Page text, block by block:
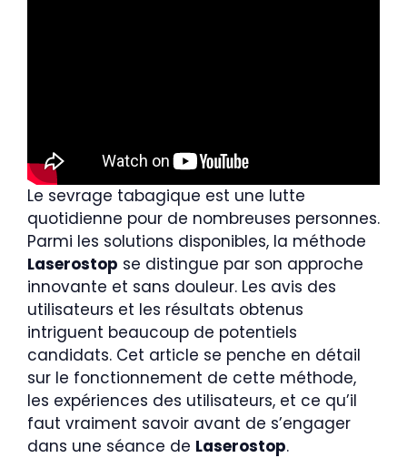
Le sevrage tabagique est une lutte
quotidienne pour de nombreuses personnes.
Parmi les solutions disponibles, la méthode
Laserostop se distingue par son approche
innovante et sans douleur. Les avis des
utilisateurs et les résultats obtenus
intriguent beaucoup de potentiels
candidats. Cet article se penche en détail
sur le fonctionnement de cette méthode,
les expériences des utilisateurs, et ce qu’il
faut vraiment savoir avant de s’engager
dans une séance de Laserostop.